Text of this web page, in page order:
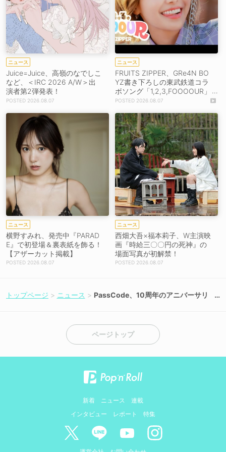
ニュース
Juice=Juice、高嶺のなでしこ
など、＜IRC 2026 A/W＞出
演者第2弾発表！
2026.08.07
ニュース
FRUITS ZIPPER、GRe4N BO
YZ書き下ろしの東武鉄道コラ
ボソング「1,2,3,FOOOOUR」
をリリース＆MV公開！
2026.08.07
ニュース
横野すみれ、発売中『PARAD
E』で初登場＆裏表紙を飾る！
【アザーカット掲載】
2026.08.07
ニュース
西畑大吾×福本莉子、W主演映
画『時給三〇〇円の死神』の
場面写真が初解禁！
2026.08.07
トップページ ニュース
PassCode、10周年のアニバーサリ
ページトップ
新着 ニュース
連載
インタビュー
レポート 特集